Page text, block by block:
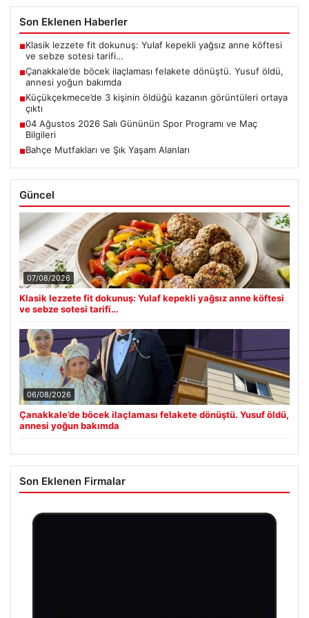
Son Eklenen Haberler
■Klasik lezzete fit dokunuş: Yulaf kepekli yağsız anne köftesi
ve sebze sotesi tarifi…
■Çanakkale’de böcek ilaçlaması felakete dönüştü. Yusuf öldü,
annesi yoğun bakımda
■Küçükçekmece’de 3 kişinin öldüğü kazanın görüntüleri ortaya
çıktı
■04 Ağustos 2026 Salı Gününün Spor Programı ve Maç
Bilgileri
■Bahçe Mutfakları ve Şık Yaşam Alanları
Güncel
07/08/2026
Klasik lezzete fit dokunuş: Yulaf kepekli yağsız anne köftesi
ve sebze sotesi tarifi…
06/08/2026
Çanakkale’de böcek ilaçlaması felakete dönüştü. Yusuf öldü,
annesi yoğun bakımda
Son Eklenen Firmalar